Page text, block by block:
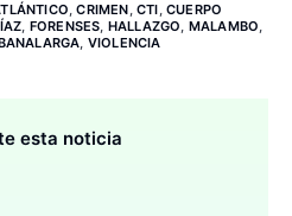
,CRIMEN, CTI,CUERPO
, FORENSES, HALLAZGO, MALAMBO,
, VIOLENCIA
esta noticia